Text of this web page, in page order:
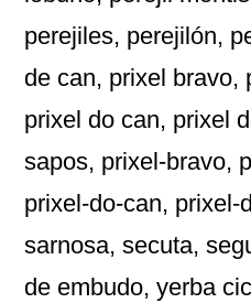
perejiles, perejilón,
de can, prixel bravo,
prixel do can, prixel
sapos, prixel-bravo,
prixel-do-can, prixel-
sarnosa, secuta,
de embudo, yerba